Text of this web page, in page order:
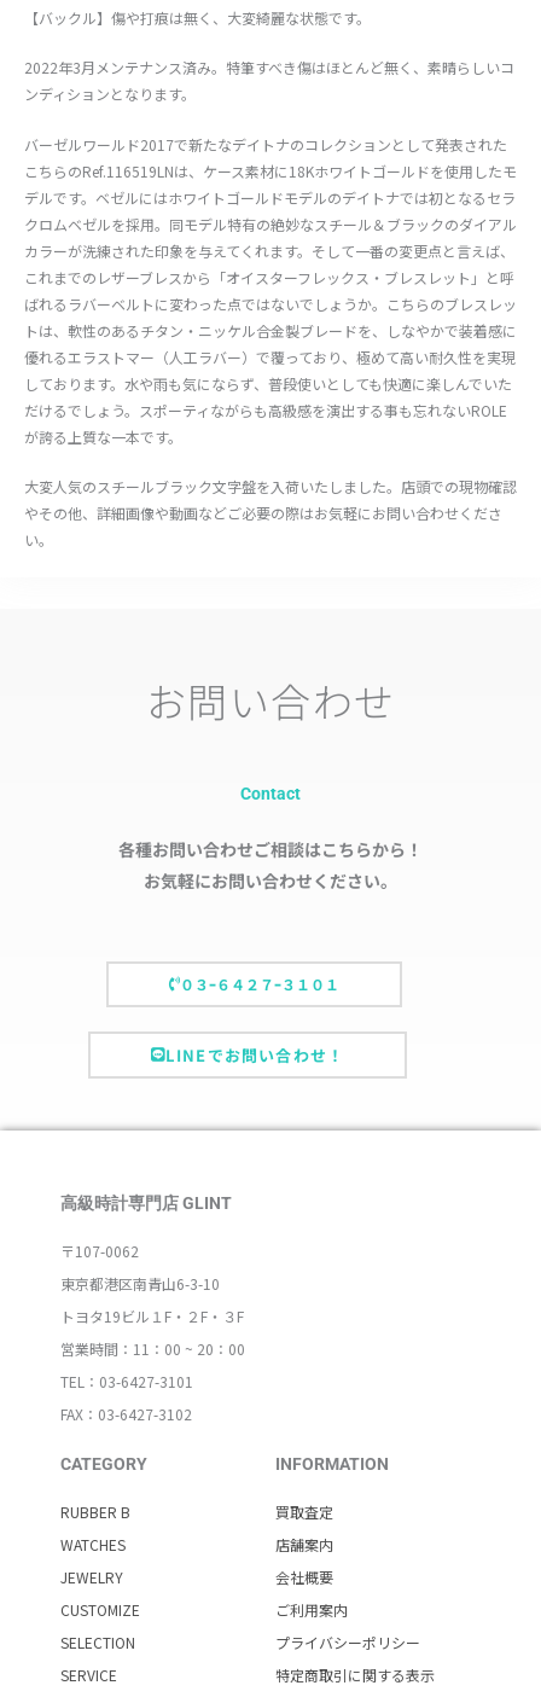
【バックル】傷や打痕は無く、大変綺麗な状態です。
2022年3月メンテナンス済み。特筆すべき傷はほとんど無く、素晴らしいコ
ンディションとなります。
バーゼルワールド2017で新たなデイトナのコレクションとして発表された
こちらのRef.116519LNは、ケース素材に18Kホワイトゴールドを使用したモ
デルです。ベゼルにはホワイトゴールドモデルのデイトナでは初となるセラ
クロムベゼルを採用。同モデル特有の絶妙なスチール＆ブラックのダイアル
カラーが洗練された印象を与えてくれます。そして一番の変更点と言えば、
これまでのレザーブレスから「オイスターフレックス・ブレスレット」と呼
ばれるラバーベルトに変わった点ではないでしょうか。こちらのブレスレッ
トは、軟性のあるチタン・ニッケル合金製ブレードを、しなやかで装着感に
優れるエラストマー（人工ラバー）で覆っており、極めて高い耐久性を実現
しております。水や雨も気にならず、普段使いとしても快適に楽しんでいた
だけるでしょう。スポーティながらも高級感を演出する事も忘れないROLE
が誇る上質な一本です。
大変人気のスチールブラック文字盤を入荷いたしました。店頭での現物確認
やその他、詳細画像や動画などご必要の際はお気軽にお問い合わせくださ
い。
お問い合わせ
Contact
各種お問い合わせご相談はこちらから！
お気軽にお問い合わせください。
０３ｰ６４２７ｰ３１０１
LINEでお問い合わせ！
高級時計専門店 GLINT
〒107-0062
東京都港区南青山6-3-10
トヨタ19ビル１F・２F・３F
営業時間：11：00 ~ 20：00
TEL：03-6427-3101
FAX：03-6427-3102
CATEGORY
RUBBER B
WATCHES
JEWELRY
CUSTOMIZE
SELECTION
SERVICE
INFORMATION
買取査定
店舗案内
会社概要
ご利用案内
プライバシーポリシー
特定商取引に関する表示